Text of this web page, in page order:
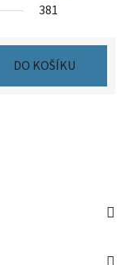
381
DO KOŠÍKU